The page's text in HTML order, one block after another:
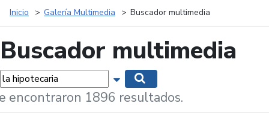
Inicio Galería Multimedia Buscador multimedia
Buscador multimedia
Mostrar opciones de búsqueda
encontraron 1896 resultados.